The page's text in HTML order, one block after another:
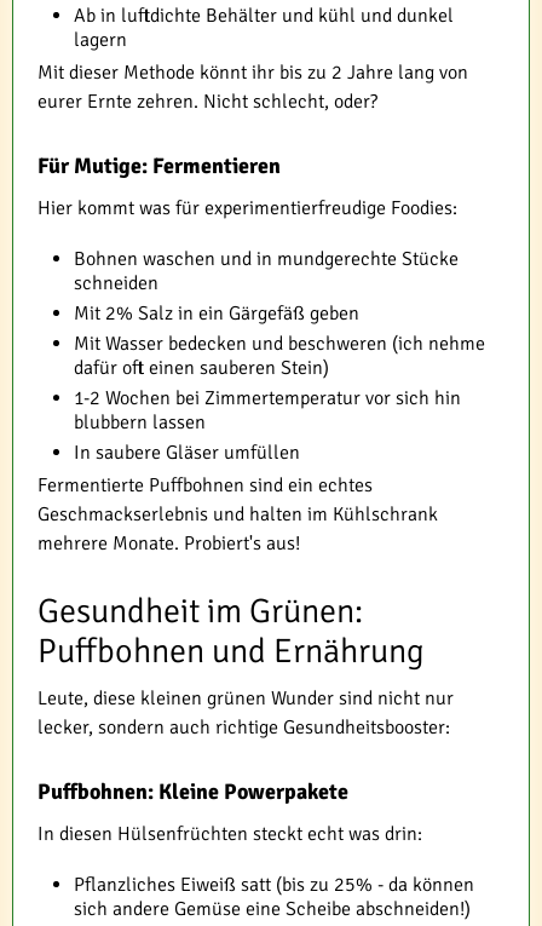
Ab in luftdichte Behälter und kühl und dunkel
lagern
Mit dieser Methode könnt ihr bis zu 2 Jahre lang von
eurer Ernte zehren. Nicht schlecht, oder?
Für Mutige: Fermentieren
Hier kommt was für experimentierfreudige Foodies:
Bohnen waschen und in mundgerechte Stücke
schneiden
Mit 2% Salz in ein Gärgefäß geben
Mit Wasser bedecken und beschweren (ich nehme
dafür oft einen sauberen Stein)
1-2 Wochen bei Zimmertemperatur vor sich hin
blubbern lassen
In saubere Gläser umfüllen
Fermentierte Puffbohnen sind ein echtes
Geschmackserlebnis und halten im Kühlschrank
mehrere Monate. Probiert's aus!
Gesundheit im Grünen:
Puffbohnen und Ernährung
Leute, diese kleinen grünen Wunder sind nicht nur
lecker, sondern auch richtige Gesundheitsbooster:
Puffbohnen: Kleine Powerpakete
In diesen Hülsenfrüchten steckt echt was drin:
Pflanzliches Eiweiß satt (bis zu 25% - da können
sich andere Gemüse eine Scheibe abschneiden!)